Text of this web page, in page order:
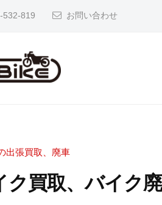
532-819 お問い合わせ
出張買取、廃車
ク買取、バイク